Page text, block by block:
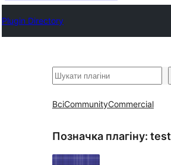
Plugin Directory
Пошук
ВсіCommunityCommercial
Позначка плагіну: test